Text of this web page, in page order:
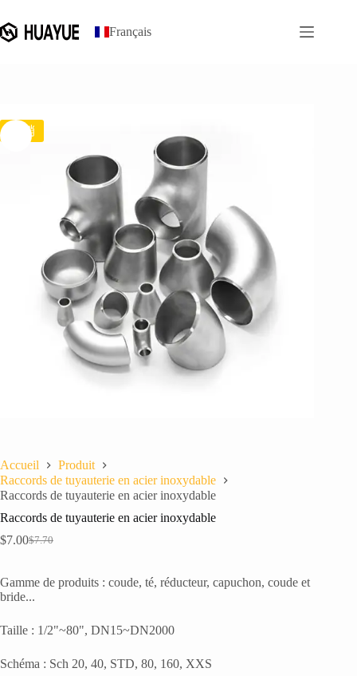
过
内
était :
$7.70.
est :
$7.00.
Français
促销
Accueil
Produit
Raccords de tuyauterie en acier inoxydable
Raccords de tuyauterie en acier inoxydable
Raccords de tuyauterie en acier inoxydable
$7.70
Le
initial
était :
$7.70.
$7.00Le
actuel
est :
$7.00.
Gamme de produits : coude, té, réducteur, capuchon, coude et
bride...
Taille : 1/2"~80", DN15~DN2000
Schéma : Sch 20, 40, STD, 80, 160, XXS